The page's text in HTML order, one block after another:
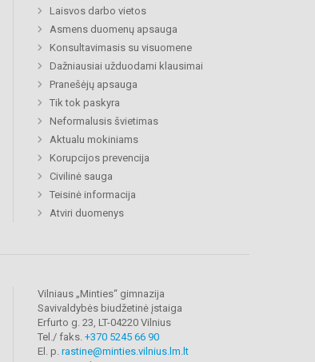
Laisvos darbo vietos
Asmens duomenų apsauga
Konsultavimasis su visuomene
Dažniausiai užduodami klausimai
Pranešėjų apsauga
Tik tok paskyra
Neformalusis švietimas
Aktualu mokiniams
Korupcijos prevencija
Civilinė sauga
Teisinė informacija
Atviri duomenys
Vilniaus „Minties“ gimnazija
Savivaldybės biudžetinė įstaiga
Erfurto g. 23, LT-04220 Vilnius
Tel./ faks. +370 5245 66 90
El. p. rastine@minties.vilnius.lm.lt